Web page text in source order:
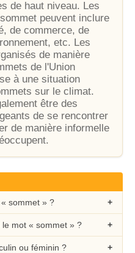
de haut niveau. Les
peuvent inclure
de commerce, de
etc. Les
de manière
de l'Union
à une situation
sur le climat.
être des
de se rencontrer
de manière informelle
sommet » ?
mot « sommet » ?
ou féminin ?